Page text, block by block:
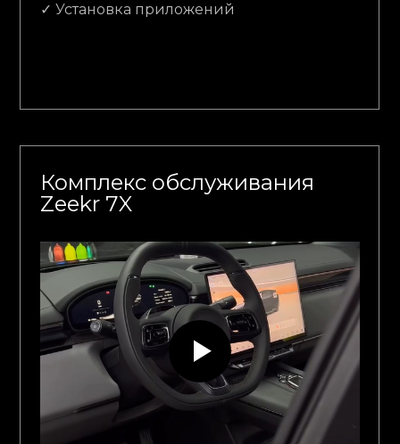
✓ Установка приложений
Комплекс обслуживания
Zeekr 7X